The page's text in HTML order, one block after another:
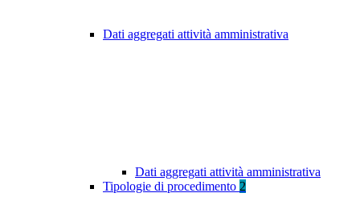
Dati aggregati attività amministrativa
Dati aggregati attività amministrativa
Tipologie di procedimento 2